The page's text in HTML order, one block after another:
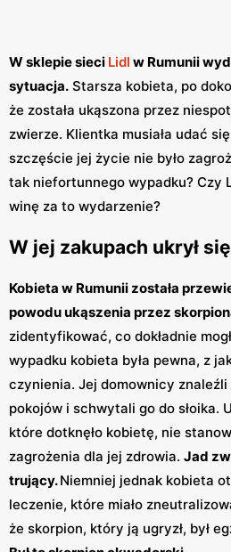
W sklepie sieci Lidl w Rumunii
sytuacja. Starsza kobieta, po
że została ukąszona przez
zwierze. Klientka musiała udać
szczęście jej życie nie było
tak niefortunnego wypadku? Czy
winę za to wydarzenie?
W jej zakupach ukrył
Kobieta w Rumunii została
powodu ukąszenia przez
zidentyfikować, co dokładnie
wypadku kobieta była pewna, z
czynienia. Jej domownicy
pokojów i schwytali go do słoika.
które dotknęło kobietę, nie
zagrożenia dla jej zdrowia. Jad
trujący.Niemniej jednak kobieta
leczenie, które miało
że skorpion, który ją ugryzł, był